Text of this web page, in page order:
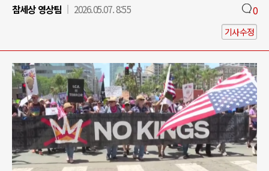
참세상 영상팀
2026.05.07. 8:55 0
기사수정